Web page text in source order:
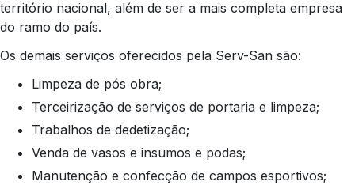
território nacional, além de ser a mais completa empresa
do ramo do país.
Os demais serviços oferecidos pela Serv-San são:
Limpeza de pós obra;
Terceirização de serviços de portaria e limpeza;
Trabalhos de dedetização;
Venda de vasos e insumos e podas;
Manutenção e confecção de campos esportivos;